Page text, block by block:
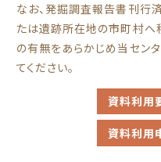
なお、発掘調査報告書刊行
たは遺跡所在地の市町村へ
の有無をあらかじめ当セン
てください。
資料利用
資料利用